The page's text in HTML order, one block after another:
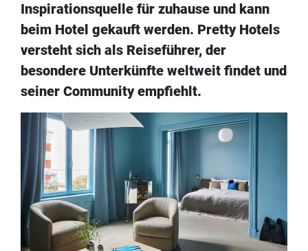
Inspirationsquelle für zuhause und kann
beim Hotel gekauft werden. Pretty Hotels
versteht sich als Reiseführer, der
besondere Unterkünfte weltweit findet und
seiner Community empfiehlt.